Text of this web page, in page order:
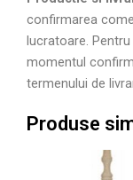
confirmarea
lucratoare.
momentul
termenului de
Produse